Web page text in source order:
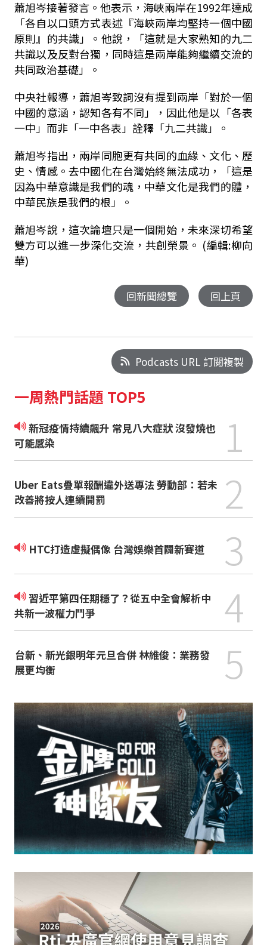
蕭旭岑接著發言。他表示，海峽兩岸在1992年達成
「各自以口頭方式表述『海峽兩岸均堅持一個中國
原則』的共識」。他說，「這就是大家熟知的九二
共識以及反對台獨，同時這是兩岸能夠繼續交流的
共同政治基礎」。
中央社報導，蕭旭岑致詞沒有提到兩岸「對於一個
中國的意涵，認知各有不同」，因此他是以「各表
一中」而非「一中各表」詮釋「九二共識」。
蕭旭岑指出，兩岸同胞更有共同的血緣、文化、歷
史、情感。去中國化在台灣始終無法成功，「這是
因為中華意識是我們的魂，中華文化是我們的體，
中華民族是我們的根」。
蕭旭岑說，這次論壇只是一個開始，未來深切希望
雙方可以進一步深化交流，共創榮景。 (編輯:柳向
華)
回新聞總覽 回上頁
Podcasts URL 訂閱複製
一周熱門話題 TOP5
新冠疫情持續飆升 常見八大症狀 沒發燒也
可能感染
1
Uber Eats疊單報酬違外送專法 勞動部：若未
改善將按人連續開罰
2
HTC打造虛擬偶像 台灣娛樂首闢新賽道 3
習近平第四任期穩了？從五中全會解析中
共新一波權力鬥爭
4
台新、新光銀明年元旦合併 林維俊：業務發
展更均衡
5